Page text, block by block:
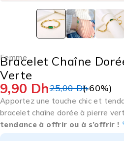
Femme
Bracelet Chaîne
Verte
25,00Dh
9,90 Dh (-60%)
Apportez une touche chic et
bracelet chaîne dorée à pierre
tendance à offrir ou à s’offrir !